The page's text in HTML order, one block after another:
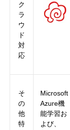
ク
ラ
ウ
ド
対
応
そ
の
他
特
Microsoft
Azure機
能学習お
よび、